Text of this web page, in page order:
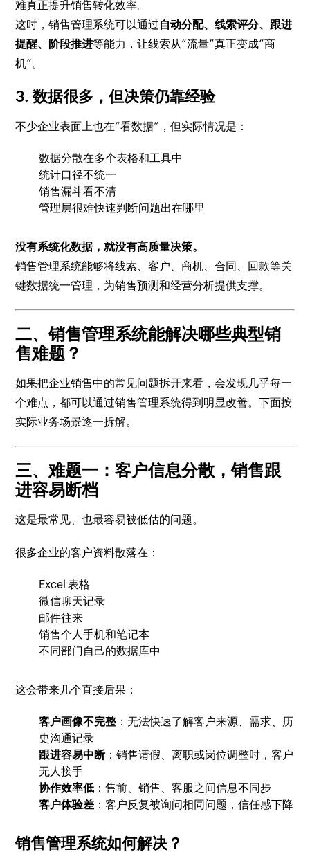
难真正提升销售转化效率。
这时，销售管理系统可以通过自动分配、线索评分、跟进
提醒、阶段推进等能力，让线索从“流量”真正变成“商
机”。
3. 数据很多，但决策仍靠经验
不少企业表面上也在“看数据”，但实际情况是：
数据分散在多个表格和工具中
统计口径不统一
销售漏斗看不清
管理层很难快速判断问题出在哪里
没有系统化数据，就没有高质量决策。
销售管理系统能够将线索、客户、商机、合同、回款等关
键数据统一管理，为销售预测和经营分析提供支撑。
二、销售管理系统能解决哪些典型销
售难题？
如果把企业销售中的常见问题拆开来看，会发现几乎每一
个难点，都可以通过销售管理系统得到明显改善。下面按
实际业务场景逐一拆解。
三、难题一：客户信息分散，销售跟
进容易断档
这是最常见、也最容易被低估的问题。
很多企业的客户资料散落在：
Excel 表格
微信聊天记录
邮件往来
销售个人手机和笔记本
不同部门自己的数据库中
这会带来几个直接后果：
客户画像不完整 ：无法快速了解客户来源、需求、历
史沟通记录
跟进容易中断：销售请假、离职或岗位调整时，客户
无人接手
协作效率低 ：售前、销售、客服之间信息不同步
客户体验差 ：客户反复被询问相同问题，信任感下降
销售管理系统如何解决？